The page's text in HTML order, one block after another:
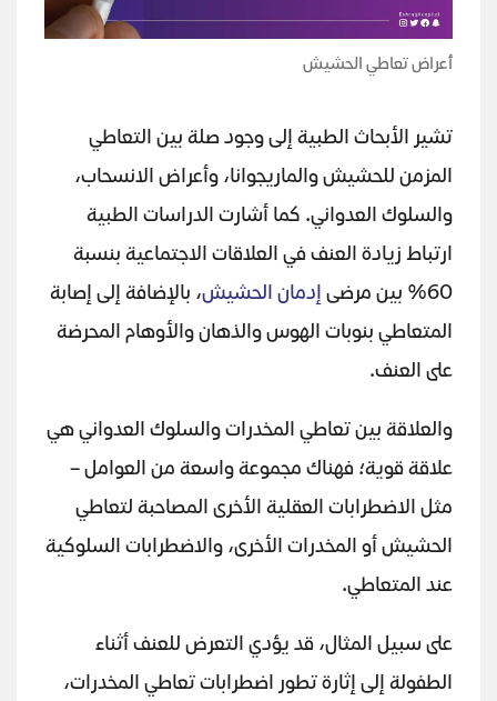
أعراض تعاطي الحشيش
تشير الأبحاث الطبية إلى وجود صلة بين التعاطي
المزمن للحشيش والماريجوانا، وأعراض الانسحاب،
والسلوك العدواني. كما أشارت الدراسات الطبية
ارتباط زيادة العنف في العلاقات الاجتماعية بنسبة
60% بين مرضى
إدمان الحشيش، بالإضافة إلى إصابة
المتعاطي بنوبات الهوس والذهان والأوهام المحرضة
على العنف.
والعلاقة بين تعاطي المخدرات والسلوك العدواني هي
علاقة قوية؛ فهناك مجموعة واسعة من العوامل –
مثل الاضطرابات العقلية الأخرى المصاحبة لتعاطي
الحشيش أو المخدرات الأخرى، والاضطرابات السلوكية
عند المتعاطي.
على سبيل المثال، قد يؤدي التعرض للعنف أثناء
الطفولة إلى إثارة تطور اضطرابات تعاطي المخدرات،